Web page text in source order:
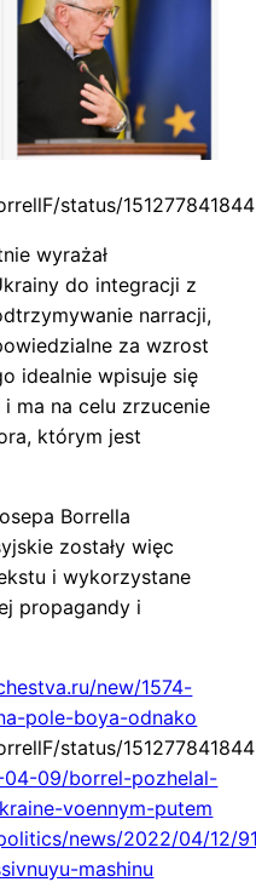
status/
wyrażał
do integracji z
narracji,
za wzrost
idealnie wpisuje się
ma na celu zrzucenie
którym jest
Borrella
zostały więc
i wykorzystane
propagandy i
new/1574-
pole-boya-odnako
status/
09/borrel-pozhelal-
voennym-putem
news/2022/04/12/
mashinu